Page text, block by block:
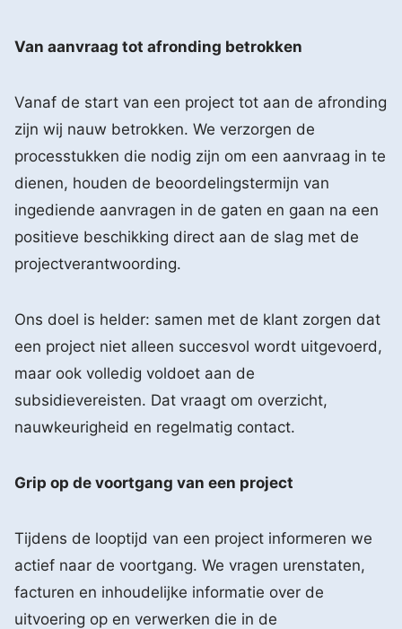
Van aanvraag tot afronding betrokken
Vanaf de start van een project tot aan de afronding
zijn wij nauw betrokken. We verzorgen de
processtukken die nodig zijn om een aanvraag in te
dienen, houden de beoordelingstermijn van
ingediende aanvragen in de gaten en gaan na een
positieve beschikking direct aan de slag met de
projectverantwoording.
Ons doel is helder: samen met de klant zorgen dat
een project niet alleen succesvol wordt uitgevoerd,
maar ook volledig voldoet aan de
subsidievereisten. Dat vraagt om overzicht,
nauwkeurigheid en regelmatig contact.
Grip op de voortgang van een project
Tijdens de looptijd van een project informeren we
actief naar de voortgang. We vragen urenstaten,
facturen en inhoudelijke informatie over de
uitvoering op en verwerken die in de